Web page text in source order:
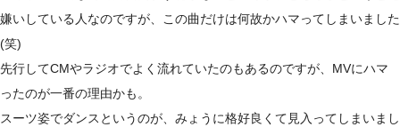
嫌いしている人なのですが、この曲だけは何故かハマってしまいました
(笑)
先行してCMやラジオでよく流れていたのもあるのですが、MVにハマ
ったのが一番の理由かも。
スーツ姿でダンスというのが、みょうに格好良くて見入ってしまいまし